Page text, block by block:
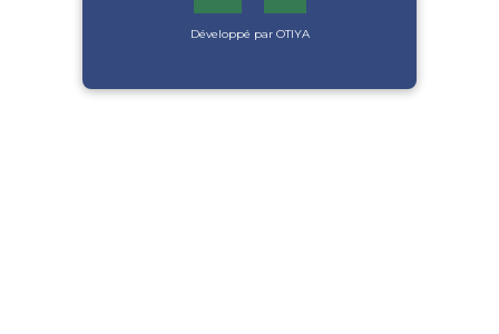
Développé par OTIYA